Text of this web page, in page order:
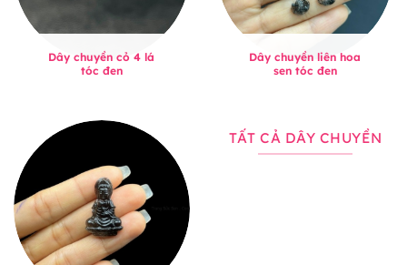
Dây chuyền cỏ 4 lá
tóc đen
Dây chuyền liên hoa
sen tóc đen
TẤT CẢ DÂY CHUYỀN